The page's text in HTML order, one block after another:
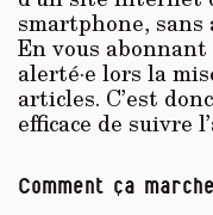
smartphone, sans
En vous abonnant
alerté·e lors la
articles. C’est
efficace de suivre
Comment ça